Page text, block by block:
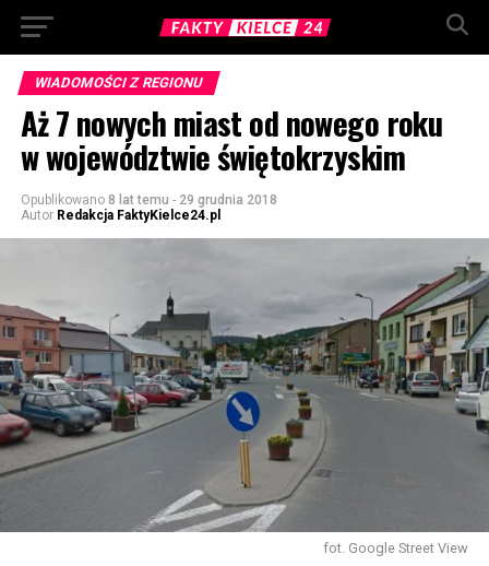
WIADOMOŚCI Z REGIONU
Aż 7 nowych miast od nowego roku
w województwie świętokrzyskim
Opublikowano 8 lat temu - 29 grudnia 2018
Autor Redakcja FaktyKielce24.pl
fot. Google Street View